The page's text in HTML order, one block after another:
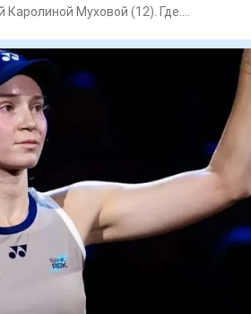
Каролиной Муховой (12). Где.